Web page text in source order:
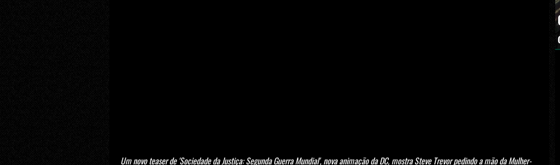
Um novo teaser de 'Sociedade da Justiça: Segunda Guerra Mundial', nova animação da DC, mostra Steve Trevor pedindo a mão da Mulher-